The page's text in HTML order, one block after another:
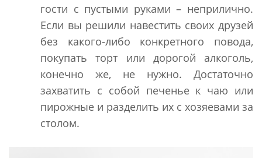
гости с пустыми руками – неприлично.
Если вы решили навестить своих друзей
без какого-либо конкретного повода,
покупать торт или дорогой алкоголь,
конечно же, не нужно. Достаточно
захватить с собой печенье к чаю или
пирожные и разделить их с хозяевами за
столом.